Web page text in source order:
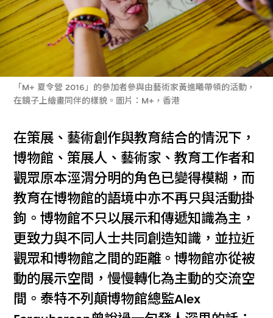
「M+ 夏令營 2016」的參加者參與由藝術家黃進曦帶領的活動，
在鏡子上繪畫同伴的樣貌。圖片：M+，香港
在策展、藝術創作與教育結合的情況下，
博物館、策展人、藝術家、教育工作者和
觀眾原本涇渭分明的角色已變得模糊，而
教育在博物館的語境中亦不再只與活動掛
鉤。博物館不只以展示和傳遞知識為主，
更致力與不同人士共同創造知識，並拉近
觀眾和博物館之間的距離。博物館亦從被
動的展示空間，慢慢轉化為主動的交流空
間。泰特不列顛博物館總監Alex